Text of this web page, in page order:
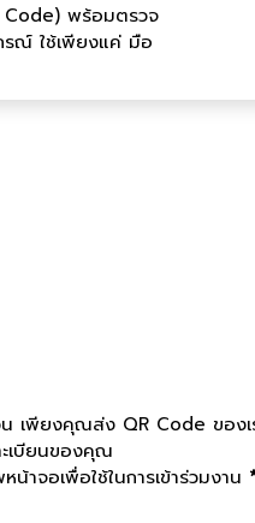
Code) พร้อมตรวจ
รณ์ ใช้เพียงแค่ มือ
น เพียงคุณส่ง QR Code ของ
เบียนของคุณ
จอเพื่อใช้ในการเข้าร่วมงาน